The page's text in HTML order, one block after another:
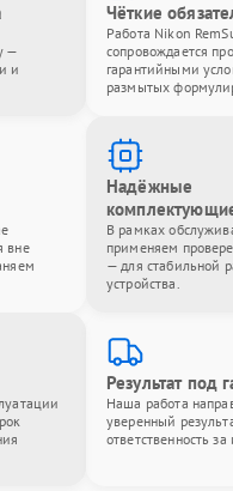
—
и
Чёткие
Работа Nikon
сопровождается
гарантийными
размытых
вне
Надёжные
В рамках
применяем
— для стабильной
устройства.
Результат под
Наша работа
уверенный
ответственность за